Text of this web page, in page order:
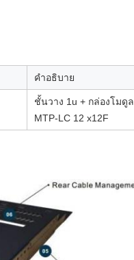
คำอธิบาย
ชั้นวาง 1u + กล่องโมดูล
MTP-LC 12 x12F